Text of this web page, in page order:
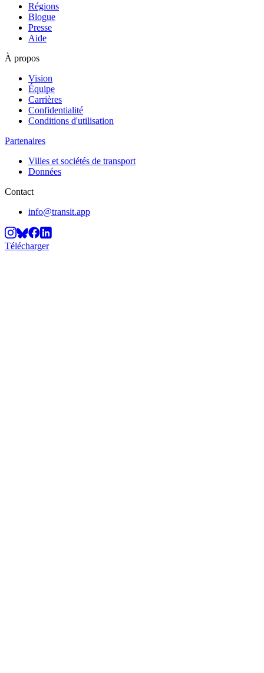
Régions
Blogue
Presse
Aide
À propos
Vision
Équipe
Carrières
Confidentialité
Conditions d'utilisation
Partenaires
Villes et sociétés de transport
Données
Contact
info@transit.app
Télécharger